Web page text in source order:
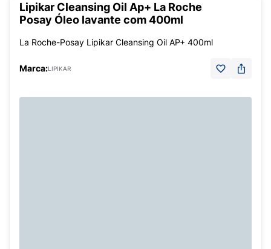
Lipikar Cleansing Oil Ap+ La Roche
Posay Óleo lavante com 400ml
La Roche-Posay Lipikar Cleansing Oil AP+ 400ml
Marca:LIPIKAR